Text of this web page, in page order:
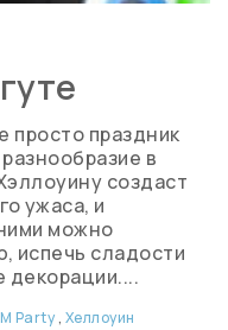
просто праздник
в
создаст
ужаса, и
можно
испечь сладости
декорации....
Party, Хеллоуин